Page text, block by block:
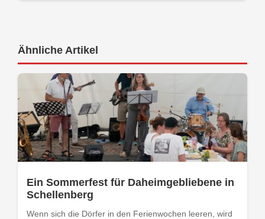
Ähnliche Artikel
Ein Sommerfest für Daheimgebliebene in
Schellenberg
Wenn sich die Dörfer in den Ferienwochen leeren, wird